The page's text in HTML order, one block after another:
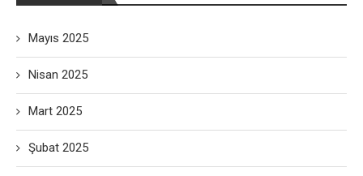
Mayıs 2025
Nisan 2025
Mart 2025
Şubat 2025